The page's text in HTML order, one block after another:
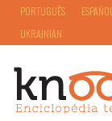
PORTUGUÊS ESPAÑOL
UKRAINIAN